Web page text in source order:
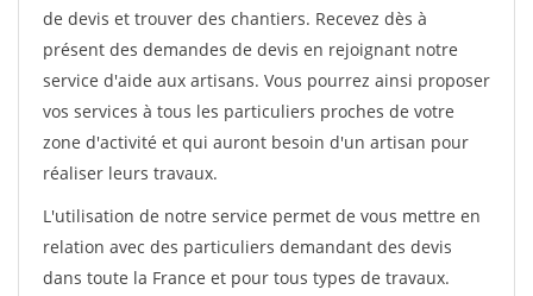
de devis et trouver des chantiers. Recevez dès à
présent des demandes de devis en rejoignant notre
service d'aide aux artisans. Vous pourrez ainsi proposer
vos services à tous les particuliers proches de votre
zone d'activité et qui auront besoin d'un artisan pour
réaliser leurs travaux.
L'utilisation de notre service permet de vous mettre en
relation avec des particuliers demandant des devis
dans toute la France et pour tous types de travaux.